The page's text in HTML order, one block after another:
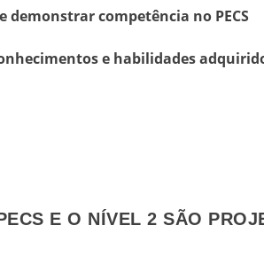
competência no PECS
e habilidades
E O NÍVEL 2 SÃO